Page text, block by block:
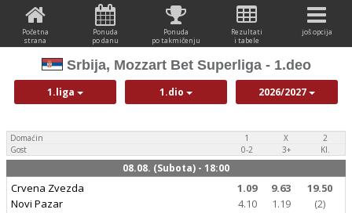
Početna
strana
Ponuda
po danu
Ponuda
po takmičenju
Rezultati
i tabele
još opcija
Srbija, Mozzart Bet Superliga - 1.deo
1.liga 1.dio 2026/2027
Domaćin
Gost
1 X
2
0-2
3+ Kl.
08.08. (Subota) - 18:00
Crvena Zvezda
Novi Pazar
1.09 9.63
19.50
4.10
1.19
(2)